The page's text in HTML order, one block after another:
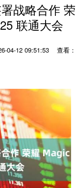
战略合作 荣
联通大会
04-12 09:51:53
查看：